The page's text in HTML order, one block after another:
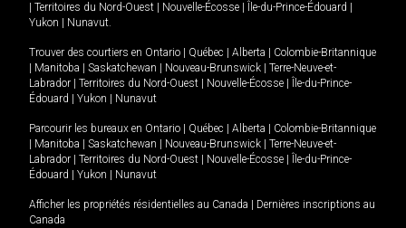
Territoires du Nord-Ouest Nouvelle-Écosse Île-du-Prince-Édouard
Yukon
Nunavut.
Trouver des courtiers en Ontario Québec Alberta
Colombie-Britannique
Manitoba Saskatchewan Nouveau-Brunswick
Terre-Neuve-et-
Labrador
Territoires du Nord-Ouest Nouvelle-Écosse
Île-du-Prince-
Édouard
Yukon Nunavut
Parcourir les bureaux en Ontario Québec Alberta
Colombie-Britannique
Manitoba Saskatchewan Nouveau-Brunswick
Terre-Neuve-et-
Labrador
Territoires du Nord-Ouest Nouvelle-Écosse
Île-du-Prince-
Édouard
Yukon Nunavut
Afficher les propriétés résidentielles au Canada
Dernières inscriptions au
Canada